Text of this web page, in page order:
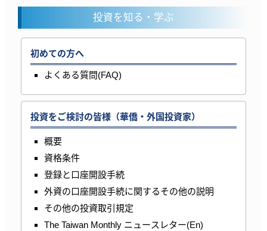
投資を知る・学ぶ
初めての方へ
よくある質問(FAQ)
投資をご検討の皆様（華僑・外国投資家）
概要
資格条件
登録と口座開設手続
外資の口座開設手続に関するその他の説明
その他の投資取引規定
The Taiwan Monthly ニュースレター(En)